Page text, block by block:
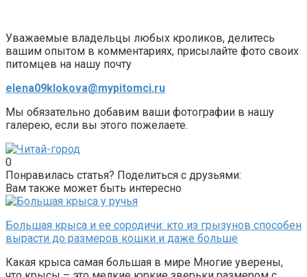
Уважаемые владельцы любых кроликов, делитесь
вашим опытом в комментариях, присылайте фото своих
питомцев на нашу почту
elena09klokova@mypitomci.ru
Мы обязательно добавим ваши фотографии в нашу
галерею, если вы этого пожелаете.
0
Понравилась статья? Поделиться с друзьями:
Вам также может быть интересно
Большая крыса и ее сородичи: кто из грызунов способен
вырасти до размеров кошки и даже больше
Какая крыса самая большая в мире Многие уверены,